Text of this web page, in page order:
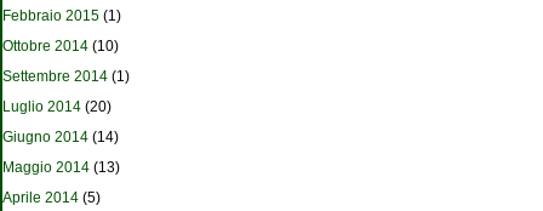
Febbraio 2015 (1)
Ottobre 2014 (10)
Settembre 2014 (1)
Luglio 2014 (20)
Giugno 2014 (14)
Maggio 2014 (13)
Aprile 2014 (5)